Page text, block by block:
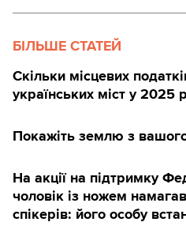
БІЛЬШЕ СТАТЕЙ
Скільки місцевих
українських міст у 2025
Покажіть землю з
На акції на підтримку
чоловік із ножем
спікерів: його особу